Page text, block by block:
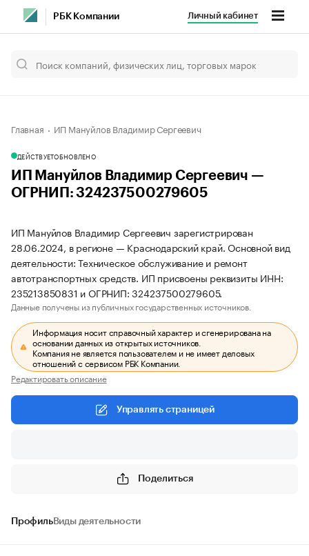
РБК Компании Личный кабинет
Главная ИП Мануйлов Владимир Сергеевич
ДЕЙСТВУЕТОБНОВЛЕНО
ИП Мануйлов Владимир Сергеевич —
ОГРНИП: 324237500279605
ИП Мануйлов Владимир Сергеевич зарегистрирован
28.06.2024, в регионе — Краснодарский край. Основной вид
деятельности: Техническое обслуживание и ремонт
автотранспортных средств. ИП присвоены реквизиты ИНН:
235213850831 и ОГРНИП: 324237500279605.
Данные получены из публичных государственных источников.
Информация носит справочный характер и сгенерирована на
основании данных из открытых источников.
Компания не является пользователем и не имеет деловых
отношений с сервисом РБК Компании.
Редактировать описание
Управлять страницей
Поделиться
ПрофильВиды деятельности